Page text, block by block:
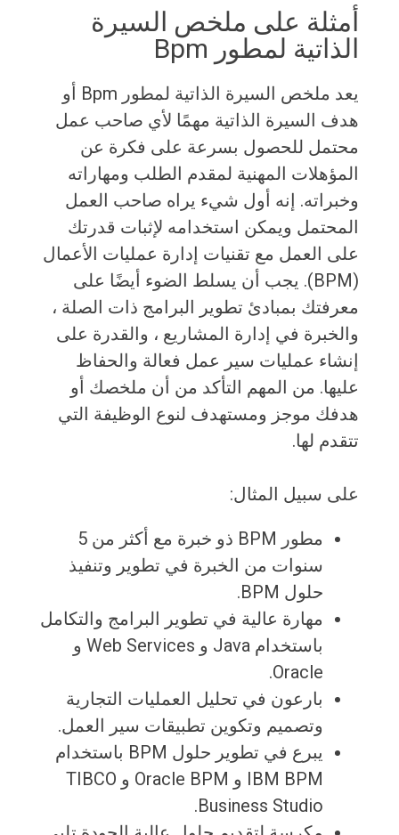
أمثلة على ملخص السيرة
الذاتية لمطور Bpm
يعد ملخص السيرة الذاتية لمطور Bpm أو
هدف السيرة الذاتية مهمًا لأي صاحب عمل
محتمل للحصول بسرعة على فكرة عن
المؤهلات المهنية لمقدم الطلب ومهاراته
وخبراته. إنه أول شيء يراه صاحب العمل
المحتمل ويمكن استخدامه لإثبات قدرتك
على العمل مع تقنيات إدارة عمليات الأعمال
(BPM). يجب أن يسلط الضوء أيضًا على
معرفتك بمبادئ تطوير البرامج ذات الصلة ،
والخبرة في إدارة المشاريع ، والقدرة على
إنشاء عمليات سير عمل فعالة والحفاظ
عليها. من المهم التأكد من أن ملخصك أو
هدفك موجز ومستهدف لنوع الوظيفة التي
تتقدم لها.
على سبيل المثال:
مطور BPM ذو خبرة مع أكثر من 5
سنوات من الخبرة في تطوير وتنفيذ
حلول BPM.
مهارة عالية في تطوير البرامج والتكامل
باستخدام Java و Web Services و
Oracle.
بارعون في تحليل العمليات التجارية
وتصميم وتكوين تطبيقات سير العمل.
يبرع في تطوير حلول BPM باستخدام
IBM BPM و Oracle BPM و TIBCO
Business Studio.